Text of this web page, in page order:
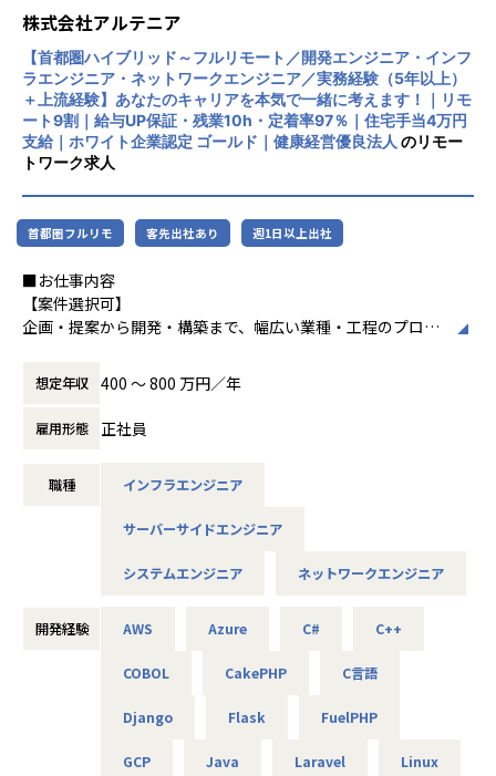
＜主な開発案件事例＞
使用スキル：DjangoFW・Python
担当工程：調査・要件定義・基本設計・詳細設計・構築・製
造・テスト・リリース
担当者：30代後半・男性・入社4年目
担当工程：基本設計・詳細設計・製造・テスト・リリース
担当者：30代前半・女性・入社2年目
-- 大手コンサル会社 社内システム運用 --
使用スキル：VBA・Windows
-- 大手メーカーの国内拠点をつなぐ社内ネットワークの運
主な業務：拠点増設に伴う設定変更、障害一次切り分け
担当工程：運用・保守（希望により構築へステップアップ）
-- 官公庁システムを支えるネットワークの設計・構築支援 --
使用機器：Cisco、Palo Alto、A10 等
-- リモートワークを支えるVPN/セキュリティ基盤の運用 --
使用機器：Cisco、FortiGate、F5、Aruba 等
＜主なインフラ案件事例＞
大規模案件の実績があります。近年は生成AI
関連プロジェクトにも注力しています。
リモートワーク率90％、有給取得率80％以
上、育休取得率100％と、働きやすい環境づ
くりにも力を入れています。住宅手当や資格
取得支援、技術書購入補助など福利厚生も充
中長期的には「中小企業のAI開発で第一に想
起される共創カンパニー」を目指し、技術力
です。
＜各種認定・認証＞
2026年1月1日）
5290）
門）認定
2025/10/01～2027/09/30）
株式会社アルテニア
【首都圏ハイブリッド～フルリモート／開発エンジニア・インフ
ラエンジニア・ネットワークエンジニア／実務経験（5年以上）
＋上流経験】あなたのキャリアを本気で一緒に考えます！｜リモ
ート9割｜給与UP保証・残業10h・定着率97％｜住宅手当4万円
支給｜ホワイト企業認定 ゴールド｜健康経営優良法人 のリモー
トワーク求人
首都圏フルリモ 客先出社あり 週1日以上出社
■お仕事内容
【案件選択可】
企画・提案から開発・構築まで、幅広い業種・工程のプロジ
■会社説明／募集背景
株式会社アルテニアは、ITの力を通じて関わる人々の未来を
より豊かにすることを 目標に2018年に誕生しました。
それは技術力だけではなく、人を大切にすること、より豊か
社会やお客様だけでなくパートナーや社員も幸せでいるこ
これがアルテニアの企業理念の根幹となります。
この度、事業の拡大に伴って新たなメンバーを募集しており
技術力だけでなく、人を思いやる姿勢を大切にしながら、
共に成長できる方を歓迎します！
想定年収 400 〜 800 万円／年
雇用形態 正社員
職種 インフラエンジニア
サーバーサイドエンジニア
システムエンジニア ネットワークエンジニア
開発経験 AWS Azure C# C++
COBOL CakePHP C言語
Django Flask FuelPHP
GCP Java Laravel Linux